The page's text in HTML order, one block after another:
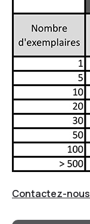
Contactez-